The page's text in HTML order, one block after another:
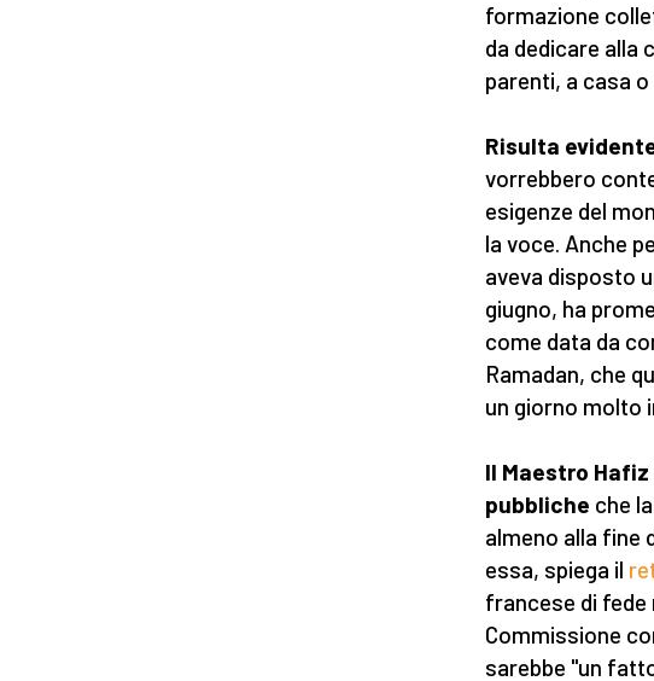
formazione
da dedicare alla
parenti, a casa
Risulta
vorrebbero
esigenze del
la voce. Anche
aveva disposto
giugno, ha
come data da
Ramadan, che
un giorno molto
Il Maestro
pubbliche che
almeno alla fine
essa, spiega il
francese di fede
Commissione
sarebbe "un